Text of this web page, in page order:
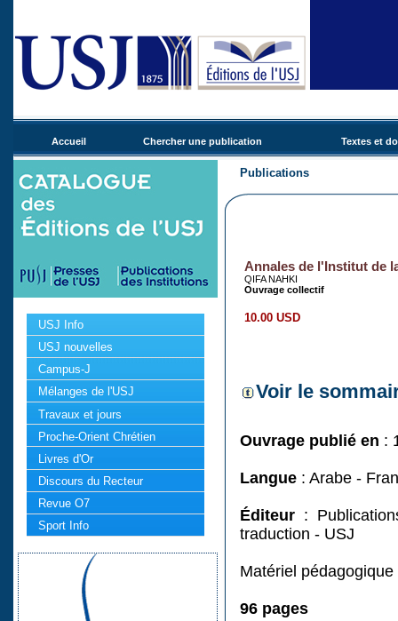
Accueil Chercher une publication Textes et
USJ Info
USJ nouvelles
Campus-J
Mélanges de l'USJ
Travaux et jours
Proche-Orient Chrétien
Livres d'Or
Discours du Recteur
Revue O7
Sport Info
Publications
Annales de l'Institut de
QIFA NAHKI
Ouvrage collectif
10.00 USD
Voir le
Ouvrage publié en :
Langue : Arabe -
Éditeur :
traduction - USJ
Matériel
96 pages